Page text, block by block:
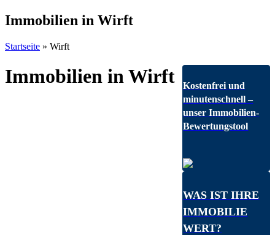
Immobilien in Wirft
Startseite » Wirft
Kostenfrei und
minutenschnell –
unser Immobilien-
Bewertungstool
WAS IST IHRE
IMMOBILIE
WERT?
Immobilien in Wirft